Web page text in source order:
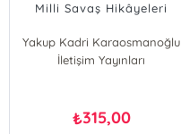
Milli Savaş Hikâyeleri
Yakup Kadri Karaosmanoğlu
İletişim Yayınları
₺315,00